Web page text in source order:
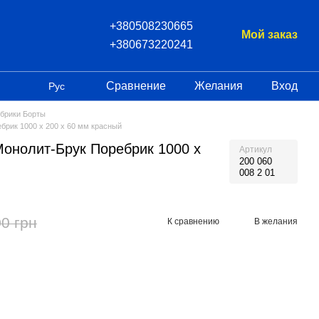
+380508230665
+380673220241
Мой заказ
Рус Сравнение Желания Вход
Борты
1000 х 200 х 60 мм красный
Брук Поребрик 1000 х
Артикул
200 060
008 2 01
грн К сравнению В желания